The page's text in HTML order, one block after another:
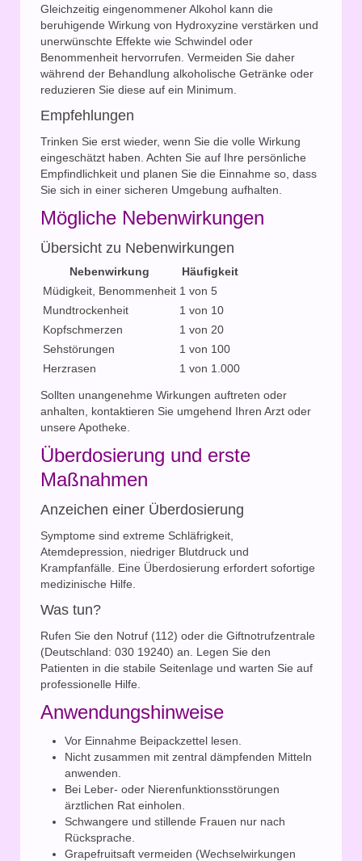
Gleichzeitig eingenommener Alkohol kann die
beruhigende Wirkung von Hydroxyzine verstärken und
unerwünschte Effekte wie Schwindel oder
Benommenheit hervorrufen. Vermeiden Sie daher
während der Behandlung alkoholische Getränke oder
reduzieren Sie diese auf ein Minimum.
Empfehlungen
Trinken Sie erst wieder, wenn Sie die volle Wirkung
eingeschätzt haben. Achten Sie auf Ihre persönliche
Empfindlichkeit und planen Sie die Einnahme so, dass
Sie sich in einer sicheren Umgebung aufhalten.
Mögliche Nebenwirkungen
Übersicht zu Nebenwirkungen
Nebenwirkung
Häufigkeit
Müdigkeit, Benommenheit 1 von 5
Mundtrockenheit
1 von 10
Kopfschmerzen
1 von 20
Sehstörungen
1 von 100
Herzrasen
1 von 1.000
Sollten unangenehme Wirkungen auftreten oder
anhalten, kontaktieren Sie umgehend Ihren Arzt oder
unsere Apotheke.
Überdosierung und erste
Maßnahmen
Anzeichen einer Überdosierung
Symptome sind extreme Schläfrigkeit,
Atemdepression, niedriger Blutdruck und
Krampfanfälle. Eine Überdosierung erfordert sofortige
medizinische Hilfe.
Was tun?
Rufen Sie den Notruf (112) oder die Giftnotrufzentrale
(Deutschland: 030 19240) an. Legen Sie den
Patienten in die stabile Seitenlage und warten Sie auf
professionelle Hilfe.
Anwendungshinweise
Vor Einnahme Beipackzettel lesen.
Nicht zusammen mit zentral dämpfenden Mitteln
anwenden.
Bei Leber- oder Nierenfunktionsstörungen
ärztlichen Rat einholen.
Schwangere und stillende Frauen nur nach
Rücksprache.
Grapefruitsaft vermeiden (Wechselwirkungen